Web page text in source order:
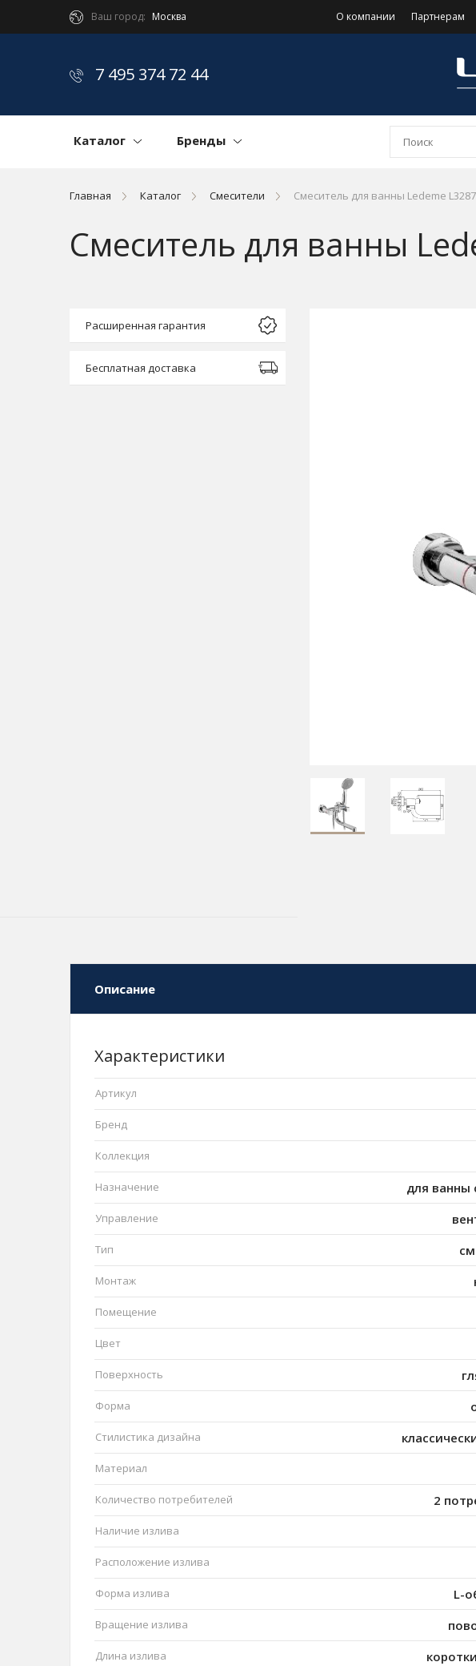
Ваш город: Москва О компании Партнерам
7 495 374 72 44
Каталог Бренды
Главная Каталог Смесители Смеситель для ванны Ledeme L3287
Смеситель для ванны
Расширенная гарантия
Бесплатная доставка
Описание
Характеристики
Артикул
Бренд
Коллекция
Назначение для ванны
Управление
Тип
Монтаж
Помещение
Цвет
Поверхность
Форма
Стилистика дизайна
Материал
Количество потребителей 2
Наличие излива
Расположение излива
Форма излива L-
Вращение излива
Длина излива